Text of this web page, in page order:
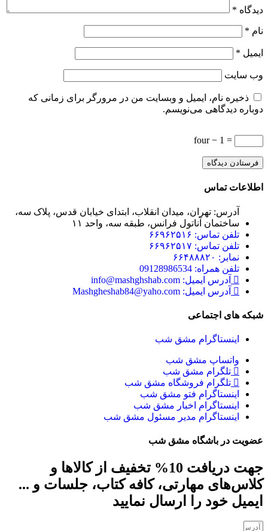
دیدگاه *
نام *
ایمیل *
وب‌ سایت
ذخیره نام، ایمیل و وبسایت من در مرورگر برای زمانی که
دوباره دیدگاهی می‌نویسم.
four − 1 =
اطلاعات تماس
آدرس: تهران، میدان انقلاب، ابتدای خیابان قدس، پلاک سه،
ساختمان آناتول فرانس، طبقه سه، واحد ۱۱
تلفن تماس: ۶۶۹۶۲۵۱۶
تلفن تماس: ۶۶۹۶۲۵۱۷
نمابر: ۶۶۴۸۸۸۲۰
تلفن همراه: 09128986534
آدرس ایمیل: info@mashghshab.com
آدرس ایمیل: Mashgheshab84@yaho.com
شبکه های اجتماعی
اینستاگرام مشق شب
واتساپ مشق شب
تلگرام مشق شب
تلگرام فروشگاه مشق شب
اینستاگرام فتو مشق شب
اینستاگرام اخبار مشق شب
اینستاگرام مدیر مسئول مشق شب
عضویت در باشگاه مشق شب
جهت دریافت 10% تخفیف از کالاها و
کلاس‌های مهارتی، کافه کتاب، جلسات و ...
ایمیل خود را ارسال نمایید